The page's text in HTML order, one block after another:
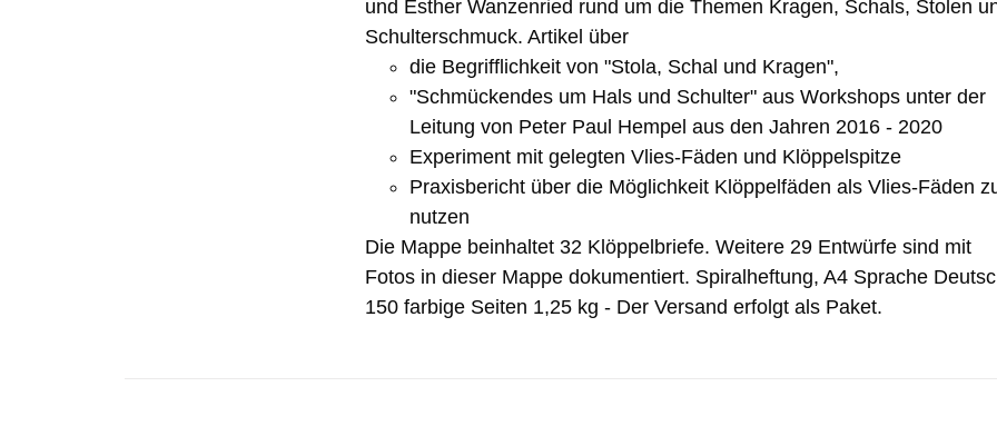
und Esther Wanzenried rund um die Themen Kragen, Schals, Stolen
Schulterschmuck. Artikel über
die Begrifflichkeit von "Stola, Schal und Kragen",
"Schmückendes um Hals und Schulter" aus Workshops unter der
Leitung von Peter Paul Hempel aus den Jahren 2016 - 2020
Experiment mit gelegten Vlies-Fäden und Klöppelspitze
Praxisbericht über die Möglichkeit Klöppelfäden als Vlies-Fäden
nutzen
Die Mappe beinhaltet 32 Klöppelbriefe. Weitere 29 Entwürfe sind mit
Fotos in dieser Mappe dokumentiert. Spiralheftung, A4 Sprache
150 farbige Seiten 1,25 kg - Der Versand erfolgt als Paket.